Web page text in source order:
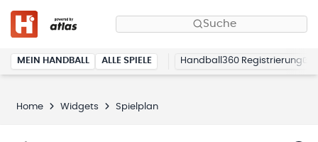
Suche
MEIN HANDBALL ALLE SPIELE Handball360 Registrierung
Home Widgets Spielplan